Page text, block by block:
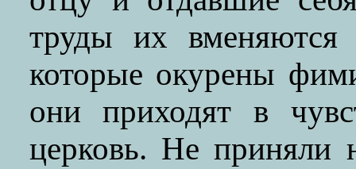
труды их
которые окурены
они приходят в
церковь. Не приняли